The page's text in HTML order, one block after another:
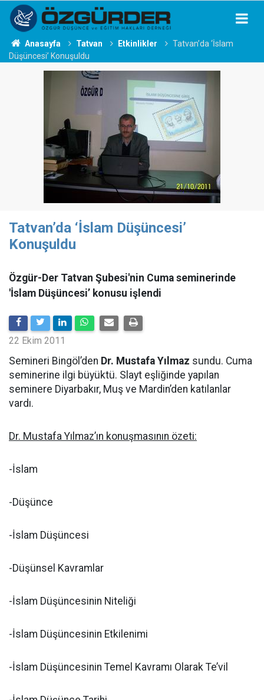
Anasayfa Tatvan Etkinlikler
Tatvan’da ‘İslam
Düşüncesi’ Konuşuldu
Tatvan’da ‘İslam Düşüncesi’
Konuşuldu
Özgür-Der Tatvan Şubesi'nin Cuma seminerinde
'İslam Düşüncesi’ konusu işlendi
22 Ekim 2011
Semineri Bingöl’den Dr. Mustafa Yılmaz sundu. Cuma
seminerine ilgi büyüktü. Slayt eşliğinde yapılan
seminere Diyarbakır, Muş ve Mardin’den katılanlar
vardı.
Dr. Mustafa Yılmaz’ın konuşmasının özeti:
-İslam
-Düşünce
-İslam Düşüncesi
-Düşünsel Kavramlar
-İslam Düşüncesinin Niteliği
-İslam Düşüncesinin Etkilenimi
-İslam Düşüncesinin Temel Kavramı Olarak Te’vil